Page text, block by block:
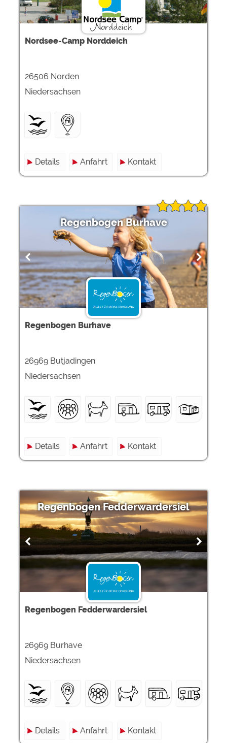
Nordsee-Camp Norddeich
26506 Norden
Niedersachsen
Details Anfahrt Kontakt
Regenbogen Burhave
Regenbogen Burhave
26969 Butjadingen
Niedersachsen
Details Anfahrt Kontakt
Regenbogen Fedderwardersiel
Regenbogen Fedderwardersiel
26969 Burhave
Niedersachsen
Details Anfahrt Kontakt